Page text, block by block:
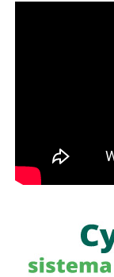
a quienes se
regularización.